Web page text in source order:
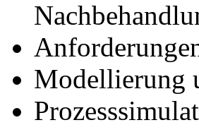
Modellierung